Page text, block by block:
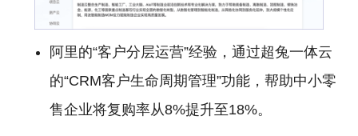
阿里的“客户分层运营”经验，通过超兔一体云
的“CRM客户生命周期管理”功能，帮助中小零
售企业将复购率从8%提升至18%。